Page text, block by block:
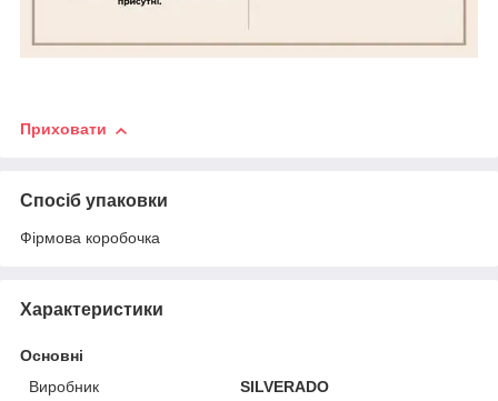
Приховати
Спосіб упаковки
Фірмова коробочка
Характеристики
Основні
Виробник
SILVERADO